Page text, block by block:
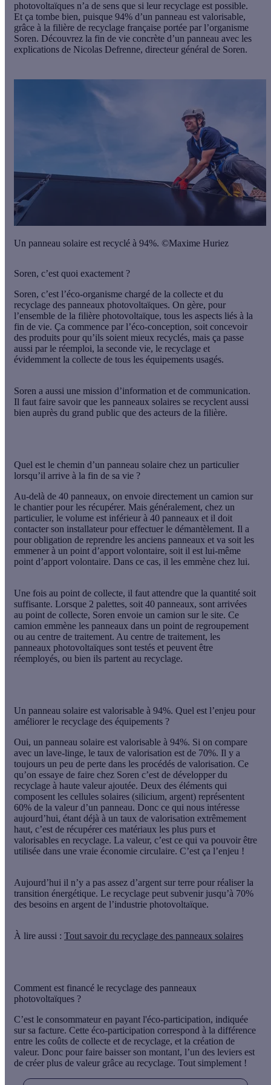
photovoltaïques n’a de sens que si leur recyclage est possible.
Et ça tombe bien, puisque 94% d’un panneau est valorisable,
grâce à la filière de recyclage française portée par l’organisme
Soren. Découvrez la fin de vie concrète d’un panneau avec les
explications de Nicolas Defrenne, directeur général de Soren.
Un panneau solaire est recyclé à 94%. ©Maxime Huriez
Soren, c’est quoi exactement ?
Soren, c’est l’éco-organisme chargé de la collecte et du
recyclage des panneaux photovoltaïques. On gère, pour
l’ensemble de la filière photovoltaïque, tous les aspects liés à la
fin de vie. Ça commence par l’éco-conception, soit concevoir
des produits pour qu’ils soient mieux recyclés, mais ça passe
aussi par le réemploi, la seconde vie, le recyclage et
évidemment la collecte de tous les équipements usagés.
Soren a aussi une mission d’information et de communication.
Il faut faire savoir que les panneaux solaires se recyclent aussi
bien auprès du grand public que des acteurs de la filière.
Quel est le chemin d’un panneau solaire chez un particulier
lorsqu’il arrive à la fin de sa vie ?
Au-delà de 40 panneaux, on envoie directement un camion sur
le chantier pour les récupérer. Mais généralement, chez un
particulier, le volume est inférieur à 40 panneaux et il doit
contacter son installateur pour effectuer le démantèlement. Il a
pour obligation de reprendre les anciens panneaux et va soit les
emmener à un point d’apport volontaire, soit il est lui-même
point d’apport volontaire. Dans ce cas, il les emmène chez lui.
Une fois au point de collecte, il faut attendre que la quantité soit
suffisante. Lorsque 2 palettes, soit 40 panneaux, sont arrivées
au point de collecte, Soren envoie un camion sur le site. Ce
camion emmène les panneaux dans un point de regroupement
ou au centre de traitement. Au centre de traitement, les
panneaux photovoltaïques sont testés et peuvent être
réemployés, ou bien ils partent au recyclage.
Un panneau solaire est valorisable à 94%. Quel est l’enjeu pour
améliorer le recyclage des équipements ?
Oui, un panneau solaire est valorisable à 94%. Si on compare
avec un lave-linge, le taux de valorisation est de 70%. Il y a
toujours un peu de perte dans les procédés de valorisation. Ce
qu’on essaye de faire chez Soren c’est de développer du
recyclage à haute valeur ajoutée. Deux des éléments qui
composent les cellules solaires (silicium, argent) représentent
60% de la valeur d’un panneau. Donc ce qui nous intéresse
aujourd’hui, étant déjà à un taux de valorisation extrêmement
haut, c’est de récupérer ces matériaux les plus purs et
valorisables en recyclage. La valeur, c’est ce qui va pouvoir être
utilisée dans une vraie économie circulaire. C’est ça l’enjeu !
Aujourd’hui il n’y a pas assez d’argent sur terre pour réaliser la
transition énergétique. Le recyclage peut subvenir jusqu’à 70%
des besoins en argent de l’industrie photovoltaïque.
À lire aussi : Tout savoir du recyclage des panneaux solaires
Comment est financé le recyclage des panneaux
photovoltaïques ?
C’est le consommateur en payant l'éco-participation, indiquée
sur sa facture. Cette éco-participation correspond à la différence
entre les coûts de collecte et de recyclage, et la création de
valeur. Donc pour faire baisser son montant, l’un des leviers est
de créer plus de valeur grâce au recyclage. Tout simplement !